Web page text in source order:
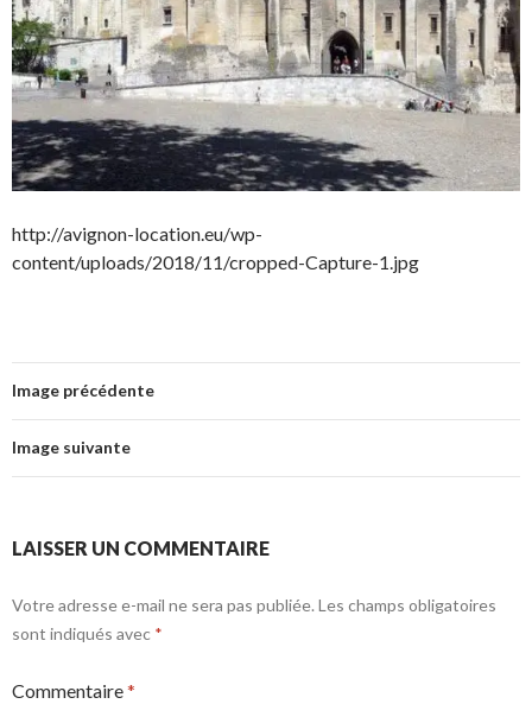
http://avignon-location.eu/wp-
content/uploads/2018/11/cropped-Capture-1.jpg
Image précédente
Image suivante
LAISSER UN COMMENTAIRE
Votre adresse e-mail ne sera pas publiée. Les champs obligatoires
sont indiqués avec *
Commentaire*